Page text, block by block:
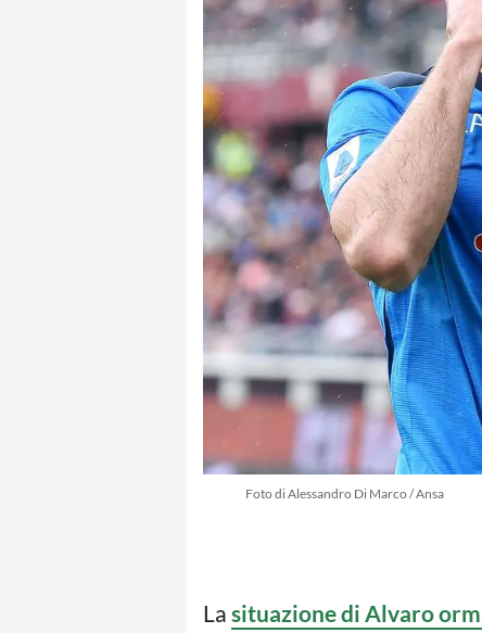
Foto di Alessandro Di Marco / Ansa
La situazione di Alvaro